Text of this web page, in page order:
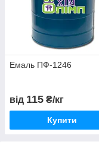
Емаль ПФ-1246
від 115 ₴/кг
Купити